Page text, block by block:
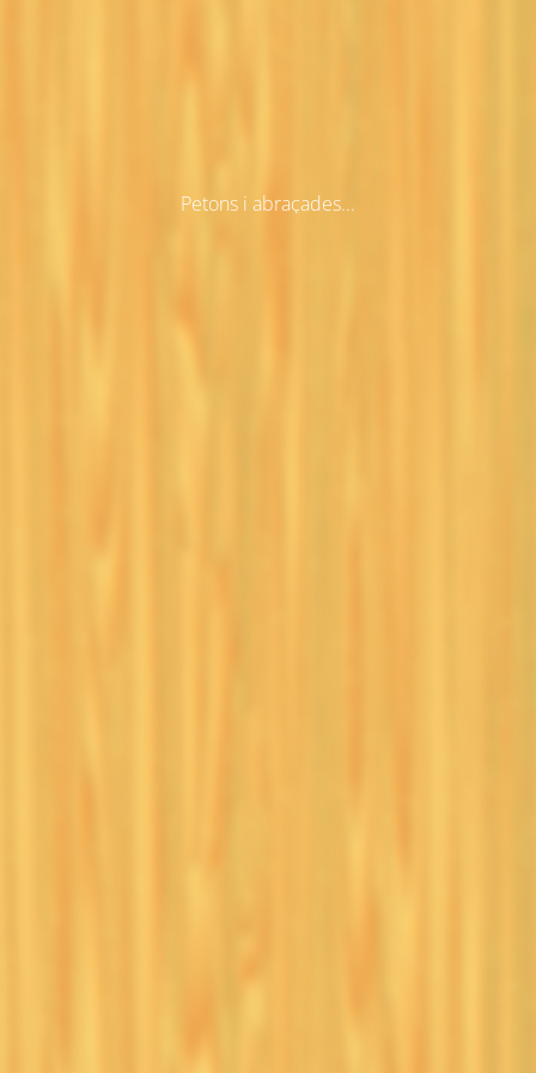
Petons i abraçades...